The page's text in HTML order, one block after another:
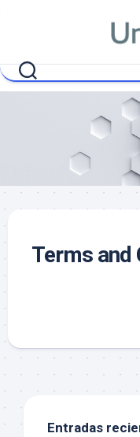
Terms and
Entradas